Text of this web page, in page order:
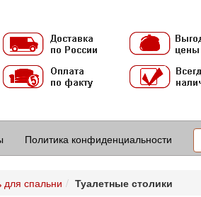
Политика конфиденциальности
спальни Туалетные столики